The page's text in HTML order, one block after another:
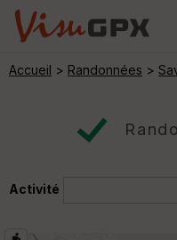
Accueil > Randonnées >
Activité